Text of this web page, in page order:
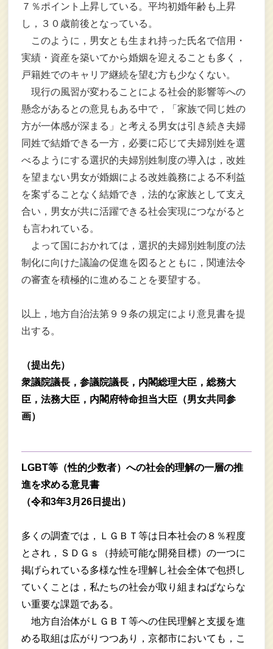
７％ポイント上昇している。平均初婚年齢も上昇
し，３０歳前後となっている。
このように，男女とも生まれ持った氏名で信用・
実績・資産を築いてから婚姻を迎えることも多く，
戸籍姓でのキャリア継続を望む方も少なくない。
現行の風習が変わることによる社会的影響等への
懸念があるとの意見もある中で，「家族で同じ姓の
方が一体感が深まる」と考える男女は引き続き夫婦
同姓で結婚できる一方，必要に応じて夫婦別姓を選
べるようにする選択的夫婦別姓制度の導入は，改姓
を望まない男女が婚姻による改姓義務による不利益
を案ずることなく結婚でき，法的な家族として支え
合い，男女が共に活躍できる社会実現につながると
も言われている。
よって国におかれては，選択的夫婦別姓制度の法
制化に向けた議論の促進を図るとともに，関連法令
の審査を積極的に進めることを要望する。
以上，地方自治法第９９条の規定により意見書を提
出する。
（提出先）
衆議院議長，参議院議長，内閣総理大臣，総務大
臣，法務大臣，内閣府特命担当大臣（男女共同参
画）
LGBT等（性的少数者）への社会的理解の一層の推
進を求める意見書
（令和3年3月26日提出）
多くの調査では，ＬＧＢＴ等は日本社会の８％程度
とされ，ＳＤＧｓ（持続可能な開発目標）の一つに
掲げられている多様な性を理解し社会全体で包摂し
ていくことは，私たちの社会が取り組まねばならな
い重要な課題である。
地方自治体がＬＧＢＴ等への住民理解と支援を進
める取組は広がりつつあり，京都市においても，こ